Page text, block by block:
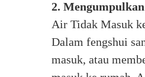
2.
Air Tidak Masuk
Dalam fengshui
masuk, atau